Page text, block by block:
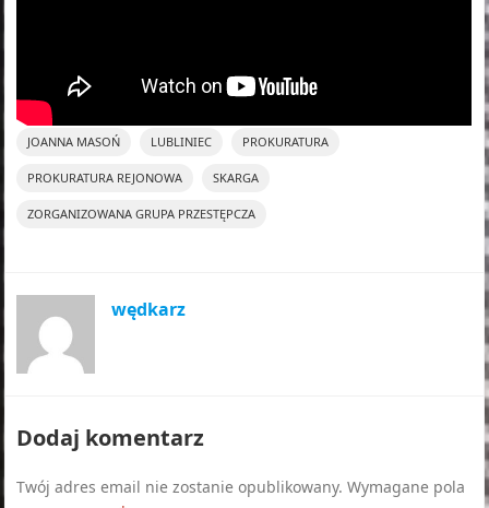
JOANNA MASOŃ LUBLINIEC PROKURATURA
PROKURATURA REJONOWA SKARGA
ZORGANIZOWANA GRUPA PRZESTĘPCZA
wędkarz
Dodaj komentarz
Twój adres email nie zostanie opublikowany. Wymagane pola